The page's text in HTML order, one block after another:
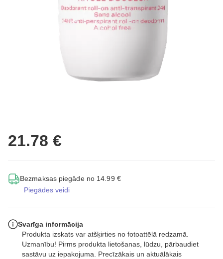
21.78 €
Bezmaksas piegāde no 14.99 €
Piegādes veidi
Svarīga informācija
Produkta izskats var atšķirties no fotoattēlā redzamā.
Uzmanību! Pirms produkta lietošanas, lūdzu, pārbaudiet
sastāvu uz iepakojuma. Precīzākais un aktuālākais